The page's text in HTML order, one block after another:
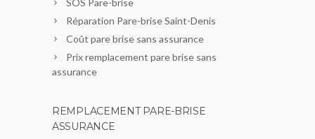
SOS Pare-brise
Réparation Pare-brise Saint-Denis
Coût pare brise sans assurance
Prix remplacement pare brise sans
assurance
REMPLACEMENT PARE-BRISE
ASSURANCE